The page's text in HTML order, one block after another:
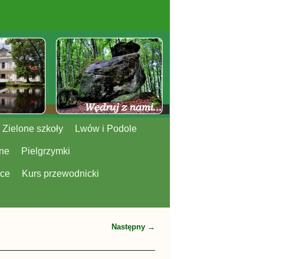
Zielone szkoły Lwów i Podole
Pielgrzymki
Kurs przewodnicki
Następny →